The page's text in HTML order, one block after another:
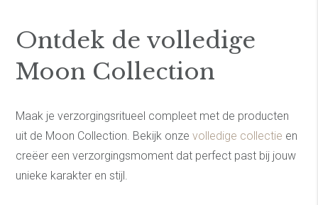
Ontdek de volledige
Moon Collection
Maak je verzorgingsritueel compleet met de producten
uit de Moon Collection. Bekijk onzevolledige collectie en
creëer een verzorgingsmoment dat perfect past bij jouw
unieke karakter en stijl.